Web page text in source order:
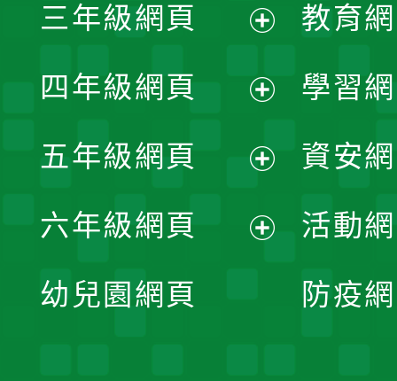
選
單
開
選
單
三年級網頁
開
選
單
四年級網頁
開
選
五年級網頁
開
六年級網頁
幼兒園網頁
教育
學習
資安
活動
防疫